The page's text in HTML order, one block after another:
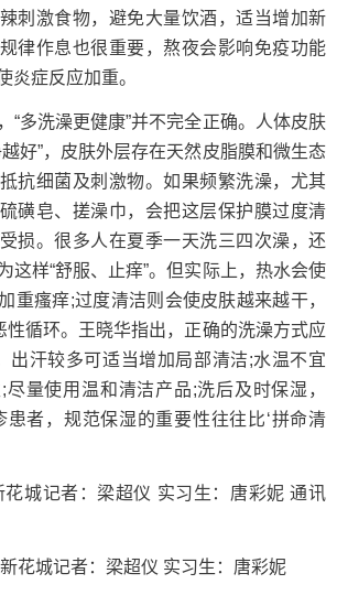
刺激食物，避免大量饮酒，适当增加新
律作息也很重要，熬夜会影响免疫功能
炎症反应加重。
洗澡更健康”并不完全正确。人体皮肤
好”，皮肤外层存在天然皮脂膜和微生态
抗细菌及刺激物。如果频繁洗澡，尤其
磺皂、搓澡巾，会把这层保护膜过度清
损。很多人在夏季一天洗三四次澡，还
这样“舒服、止痒”。但实际上，热水会使
重瘙痒;过度清洁则会使皮肤越来越干，
性循环。王晓华指出，正确的洗澡方式应
出汗较多可适当增加局部清洁;水温不宜
量使用温和清洁产品;洗后及时保湿，
患者，规范保湿的重要性往往比‘拼命清
记者：梁超仪 实习生：唐彩妮 通讯
城记者：梁超仪 实习生：唐彩妮